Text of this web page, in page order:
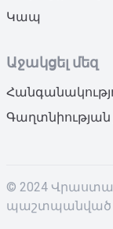
Կապ
Աջակցել մեզ
© 2024
պաշտպանված